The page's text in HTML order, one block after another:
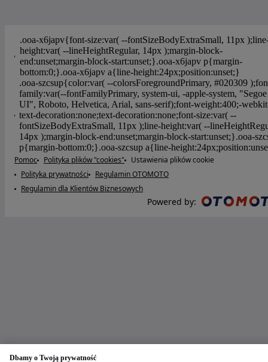
Pomoc Polityka plików "cookies"
Ustawienia plików cookie
Polityka prywatności
Regulamin OTOMOTO
Regulamin dla Klientów Biznesowych
Powered by:
Dbamy o Twoją prywatność